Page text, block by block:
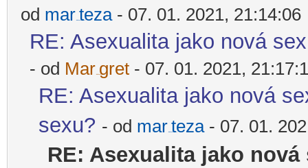
od mar -diskusni-forum-
teza- 07. 01. 2021, 21:14:06
RE: Asexualita jako nová
- od Mar -diskusni-forum-
gret - 07. 01. 2021,
RE: Asexualita jako nová
sexu? - od mar -diskusni-forum-
teza- 07. 01.
RE: Asexualita jako